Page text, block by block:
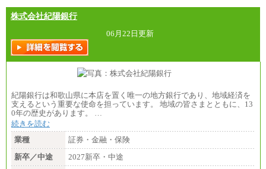
株式会社紀陽銀行
06月22日更新
紀陽銀行は和歌山県に本店を置く唯一の地方銀行であり、地域経済を
支えるという重要な使命を担っています。 地域の皆さまとともに、13
0年の歴史があります。 …
続きを読む
業種
証券・金融・保険
新卒／中途
2027新卒・中途